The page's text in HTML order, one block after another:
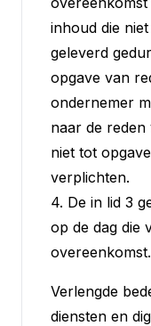
inhoud die
geleverd
opgave van
ondernemer
naar de
niet tot
verplichten.
4. De in lid 3
op de dag die
overeenkomst.
Verlengde
diensten en